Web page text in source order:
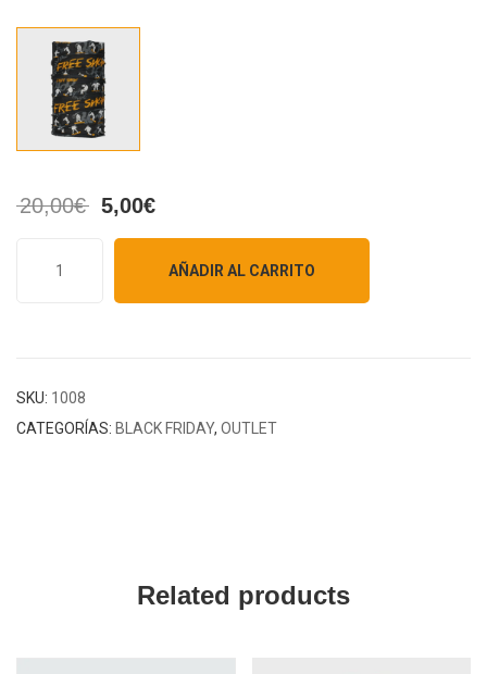
20,00€ 5,00€
AÑADIR AL CARRITO
SKU: 1008
CATEGORÍAS: BLACK FRIDAY, OUTLET
Related products